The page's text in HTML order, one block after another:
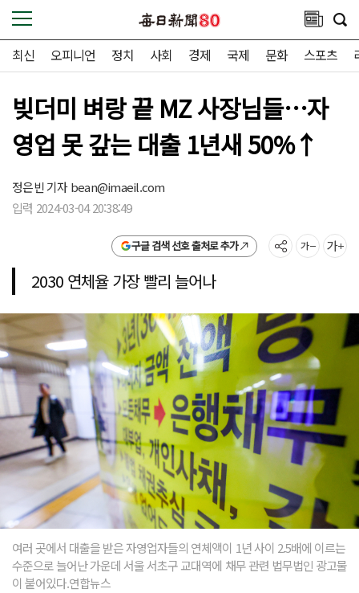
최신 오피니언 정치 사회 경제 국제 문화 스포츠
빚더미 벼랑 끝 MZ 사장님들…자
영업 못 갚는 대출 1년새 50%↑
정은빈 기자bean@imaeil.com
입력 2024-03-04 20:38:49
구글 검색 선호 출처로 추가
2030 연체율 가장 빨리 늘어나
여러 곳에서 대출을 받은 자영업자들의 연체액이 1년 사이 2.5배에 이르는
수준으로 늘어난 가운데 서울 서초구 교대역에 채무 관련 법무법인 광고물
이 붙어있다.연합뉴스